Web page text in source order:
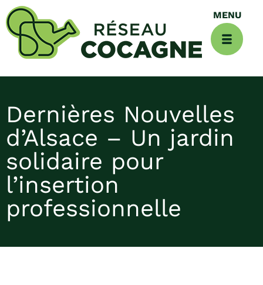
Dernières Nouvelles
d’Alsace – Un jardin
solidaire pour
l’insertion
professionnelle